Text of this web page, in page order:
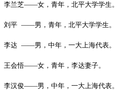
李兰芝——女，青年，北平大学学生。
刘平 ——男，青年，北平大学学生。
李达 ——男，中年，一大上海代表。
王会悟——女，青年，李达妻子。
李汉俊——男，中年，一大上海代表。